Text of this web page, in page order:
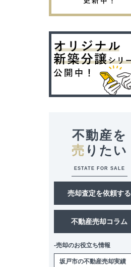
不動産を
売 りたい
ESTATE FOR SALE
売却査定を依頼する
不動産売却コラム
-売却のお役立ち情報
坂戸市の不動産売却実績